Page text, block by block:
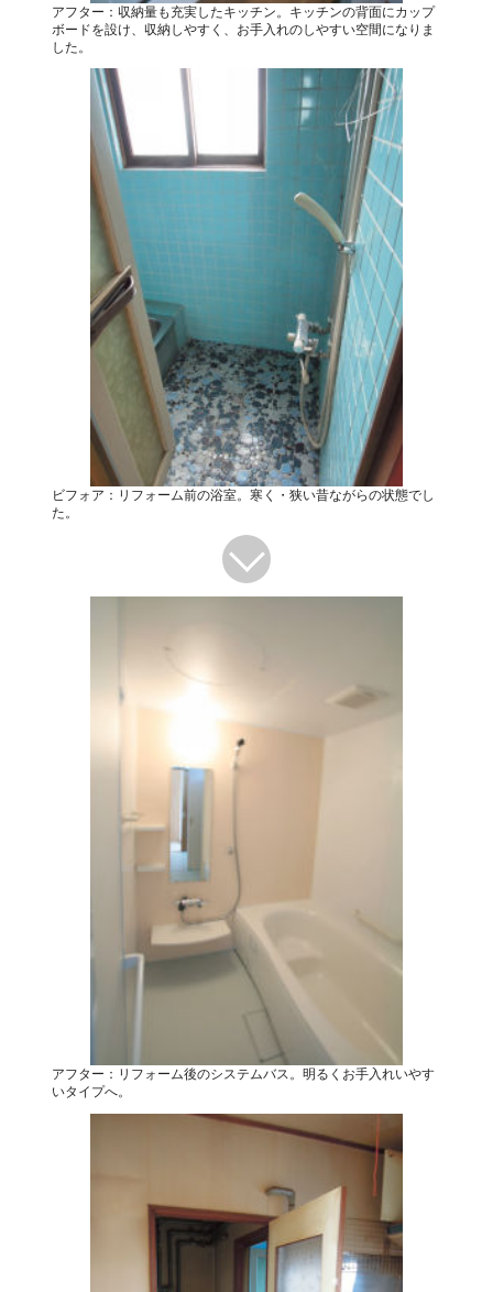
アフター：収納量も充実したキッチン。キッチンの背面にカップ
ボードを設け、収納しやすく、お手入れのしやすい空間になりま
した。
ビフォア：リフォーム前の浴室。寒く・狭い昔ながらの状態でし
た。
アフター：リフォーム後のシステムバス。明るくお手入れいやす
いタイプへ。